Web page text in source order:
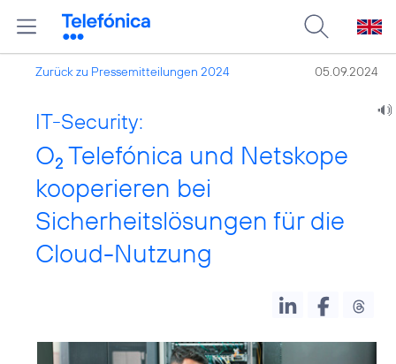
Zurück zu Pressemitteilungen 2024 05.09.2024
IT-Security:
O2 Telefónica und Netskope
kooperieren bei
Sicherheitslösungen für die
Cloud-Nutzung